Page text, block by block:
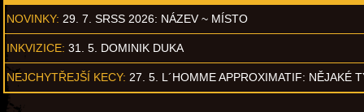
NOVINKY: 29. 7. SRSS 2026: NÁZEV ~ MÍSTO
INKVIZICE: 31. 5. DOMINIK DUKA
NEJCHYTŘEJŠÍ KECY: 27. 5. L´HOMME APPROXIMATIF: NĚJAKÉ